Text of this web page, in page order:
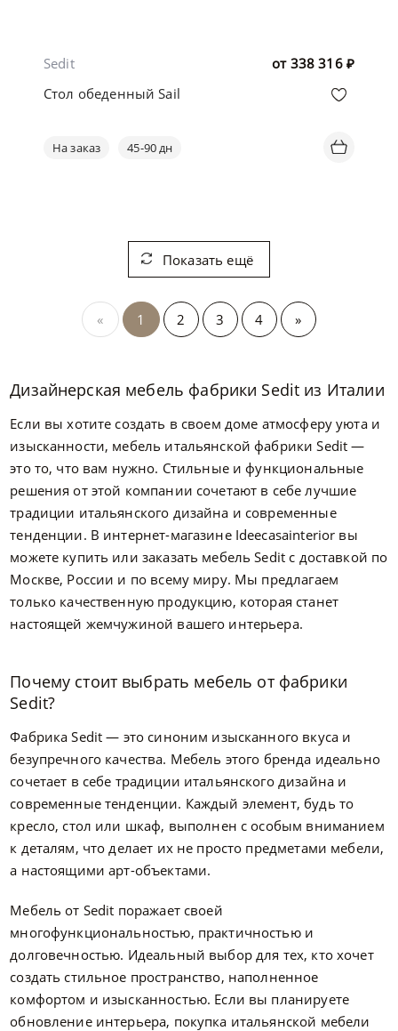
от 338 316 ₽
Sedit
Стол обеденный Sail
На заказ 45-90 дн
Показать ещё
« 1 2 3 4 »
Дизайнерская мебель фабрики Sedit из Италии
Если вы хотите создать в своем доме атмосферу уюта и
изысканности, мебель итальянской фабрики Sedit —
это то, что вам нужно. Стильные и функциональные
решения от этой компании сочетают в себе лучшие
традиции итальянского дизайна и современные
тенденции. В интернет-магазине Ideecasainterior вы
можете купить или заказать мебель Sedit с доставкой по
Москве, России и по всему миру. Мы предлагаем
только качественную продукцию, которая станет
настоящей жемчужиной вашего интерьера.
Почему стоит выбрать мебель от фабрики
Sedit?
Фабрика Sedit — это синоним изысканного вкуса и
безупречного качества. Мебель этого бренда идеально
сочетает в себе традиции итальянского дизайна и
современные тенденции. Каждый элемент, будь то
кресло, стол или шкаф, выполнен с особым вниманием
к деталям, что делает их не просто предметами мебели,
а настоящими арт-объектами.
Мебель от Sedit поражает своей
многофункциональностью, практичностью и
долговечностью. Идеальный выбор для тех, кто хочет
создать стильное пространство, наполненное
комфортом и изысканностью. Если вы планируете
обновление интерьера, покупка итальянской мебели